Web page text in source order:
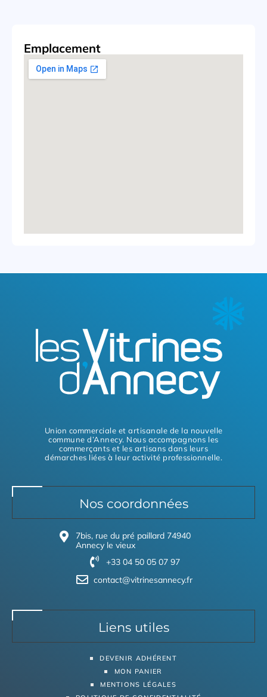
Emplacement
Union commerciale et artisanale de la nouvelle
commune d’Annecy. Nous accompagnons les
commerçants et les artisans dans leurs
démarches liées à leur activité professionnelle.
Nos coordonnées
7bis, rue du pré paillard 74940
Annecy le vieux
+33 04 50 05 07 97
contact@vitrinesannecy.fr
Liens utiles
DEVENIR ADHÉRENT
MON PANIER
MENTIONS LÉGALES